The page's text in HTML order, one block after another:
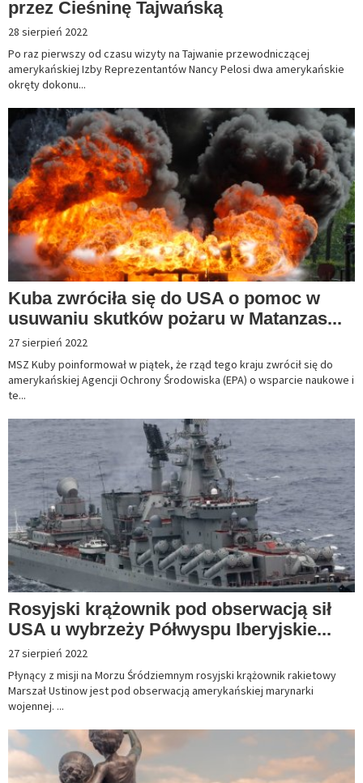
przez Cieśninę Tajwańską
28 sierpień 2022
Po raz pierwszy od czasu wizyty na Tajwanie przewodniczącej
amerykańskiej Izby Reprezentantów Nancy Pelosi dwa amerykańskie
okręty dokonu...
Kuba zwróciła się do USA o pomoc w
usuwaniu skutków pożaru w Matanzas...
27 sierpień 2022
MSZ Kuby poinformował w piątek, że rząd tego kraju zwrócił się do
amerykańskiej Agencji Ochrony Środowiska (EPA) o wsparcie naukowe i
te...
Rosyjski krążownik pod obserwacją sił
USA u wybrzeży Półwyspu Iberyjskie...
27 sierpień 2022
Płynący z misji na Morzu Śródziemnym rosyjski krążownik rakietowy
Marszał Ustinow jest pod obserwacją amerykańskiej marynarki
wojennej. ...